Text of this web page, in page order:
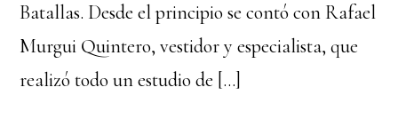
Batallas. Desde el principio se contó con Rafael
Murgui Quintero, vestidor y especialista, que
realizó todo un estudio de […]